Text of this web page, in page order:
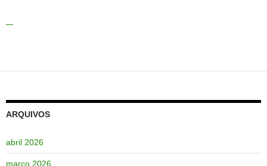
ARQUIVOS
abril 2026
março 2026